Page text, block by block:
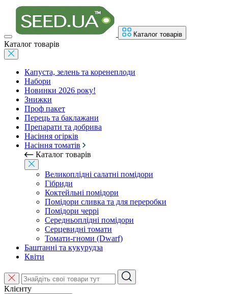
Каталог товарів
Каталог товарів
Капуста, зелень та коренеплоди
Набори
Новинки 2026 року!
Знижки
Проф пакет
Перець та баклажани
Препарати та добрива
Насіння огірків
Насіння томатів
Каталог товарів
Великоплідні салатні помідори
Гібриди
Коктейльні помідори
Помідори сливка та для переробки
Помідори черрі
Середньоплідні помідори
Серцевидні томати
Томати-гноми (Dwarf)
Баштанні та кукурудза
Квіти
Клієнту